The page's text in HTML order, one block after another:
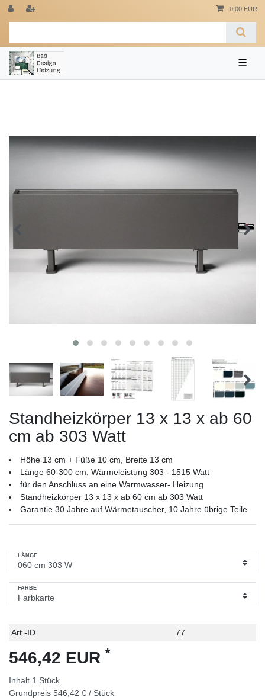
0,00 EUR
☰
Standheizkörper 13 x 13 x ab 60
cm ab 303 Watt
Höhe 13 cm + Füße 10 cm, Breite 13 cm
Länge 60-300 cm, Wärmeleistung 303 - 1515 Watt
für den Anschluss an eine Warmwasser- Heizung
Standheizkörper 13 x 13 x ab 60 cm ab 303 Watt
Garantie 30 Jahre auf Wärmetauscher, 10 Jahre übrige Teile
LÄNGE
FARBE
Technisches
Wert
Art.-ID 77
546,42 EUR *
Inhalt 1 Stück
Grundpreis 546,42 € / Stück